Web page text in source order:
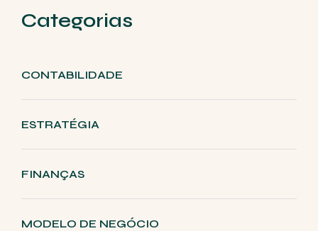
Categorias
CONTABILIDADE
ESTRATÉGIA
FINANÇAS
MODELO DE NEGÓCIO